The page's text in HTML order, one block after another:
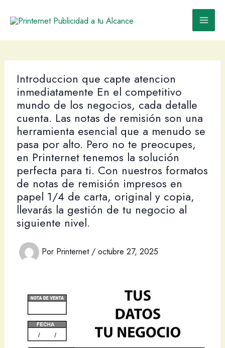
Introduccion que capte atencion
inmediatamente En el competitivo
mundo de los negocios, cada detalle
cuenta. Las notas de remisión son una
herramienta esencial que a menudo se
pasa por alto. Pero no te preocupes,
en Printernet tenemos la solución
perfecta para ti. Con nuestros formatos
de notas de remisión impresos en
papel 1/4 de carta, original y copia,
llevarás la gestión de tu negocio al
siguiente nivel.
Por Printernet / octubre 27, 2025